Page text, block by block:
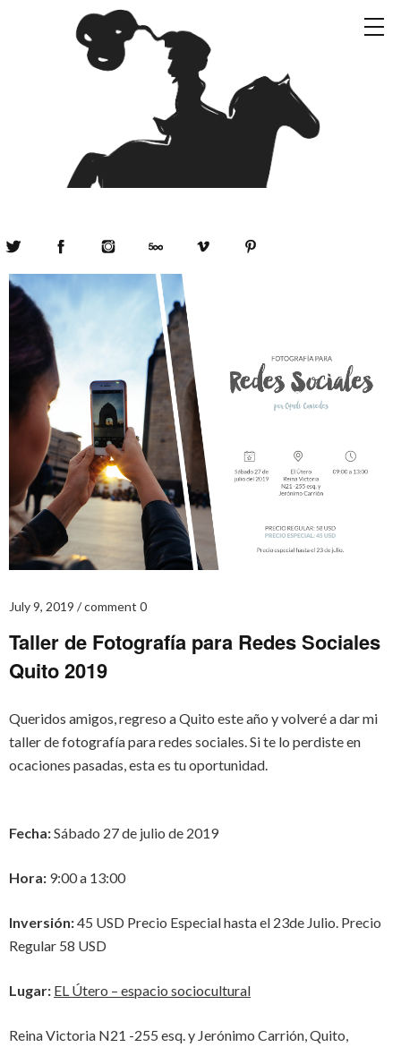
July 9, 2019 comment 0
Taller de Fotografía para Redes Sociales
Quito 2019
Queridos amigos, regreso a Quito este año y volveré a dar mi
taller de fotografía para redes sociales. Si te lo perdiste en
ocaciones pasadas, esta es tu oportunidad.
Fecha:Sábado 27 de julio de 2019
Hora: 9:00 a 13:00
Inversión:45 USD Precio Especial hasta el 23de Julio. Precio
Regular 58 USD
Lugar: EL Útero – espacio sociocultural
Reina Victoria N21 -255 esq. y Jerónimo Carrión, Quito,